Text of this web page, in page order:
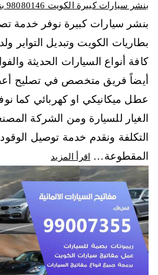
بنشر سيارات كبيرة الكويت 98080146‬ بنشر متنقل معدات ثقيلة
بنشر سيارات كبيرة نوفر خدمة
بطاريات الكويت وتبديل التواير
كافة أنواع السيارات الحديثة
أيضاً فريق متخصص في تصليح
عطل ميكانيكي او كهربائي كما
الغيار للسيارة ومن الشركة
التكلفة ونقدم خدمة توصيل
المقطوعة…
اقرأ المزيد